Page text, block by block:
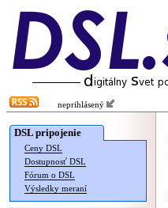
neprihlásený
DSL pripojenie
Ceny DSL
Dostupnosť DSL
Fórum o DSL
Výsledky meraní